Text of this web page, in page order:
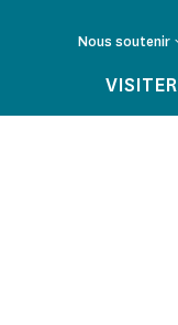
Nous soutenir
VISITER